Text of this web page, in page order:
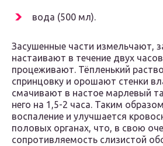
вода (500 мл).
Засушенные части измельчают,
настаивают в течение двух
процеживают. Тёпленький
спринцовку и орошают стенки
смачивают в настое марлевый
него на 1,5-2 часа. Таким
воспаление и улучшается
половых органах, что, в свою
сопротивляемость слизистой